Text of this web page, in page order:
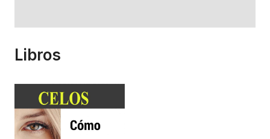
Libros